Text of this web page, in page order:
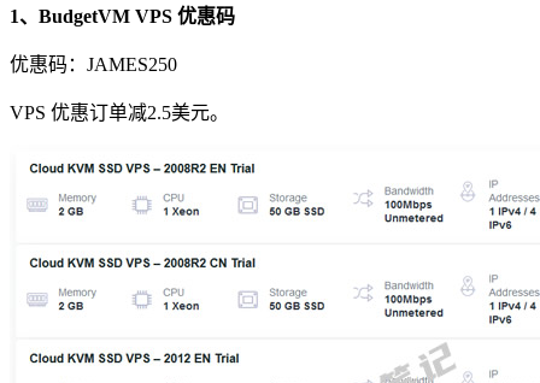
1、BudgetVM VPS 优惠码
优惠码： JAMES250
VPS 优惠订单减2.5美元。